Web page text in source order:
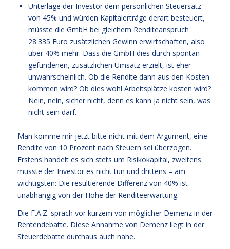
Unterläge der Investor dem persönlichen Steuersatz
von 45% und würden Kapitalerträge derart besteuert,
müsste die GmbH bei gleichem Renditeanspruch
28.335 Euro zusätzlichen Gewinn erwirtschaften, also
über 40% mehr. Dass die GmbH dies durch spontan
gefundenen, zusätzlichen Umsatz erzielt, ist eher
unwahrscheinlich. Ob die Rendite dann aus den Kosten
kommen wird? Ob dies wohl Arbeitsplätze kosten wird?
Nein, nein, sicher nicht, denn es kann ja nicht sein, was
nicht sein darf.
Man komme mir jetzt bitte nicht mit dem Argument, eine
Rendite von 10 Prozent nach Steuern sei überzogen.
Erstens handelt es sich stets um Risikokapital, zweitens
müsste der Investor es nicht tun und drittens – am
wichtigsten: Die resultierende Differenz von 40% ist
unabhängig von der Höhe der Renditeerwartung.
Die F.A.Z. sprach vor kurzem von möglicher Demenz in der
Rentendebatte. Diese Annahme von Demenz liegt in der
Steuerdebatte durchaus auch nahe.